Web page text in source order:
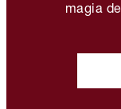
magia